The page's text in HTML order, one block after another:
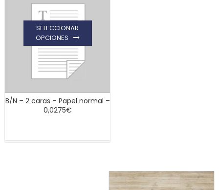
B/N – 2 caras – Papel normal –
0,0275€
SELECCIONAR
OPCIONES